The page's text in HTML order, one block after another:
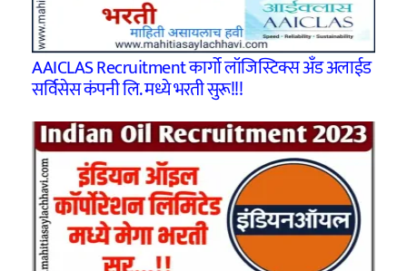
AAICLAS Recruitment कार्गो लॉजिस्टिक्स अँड अलाईड
सर्विसेस कंपनी लि. मध्ये भरती सुरू!!!